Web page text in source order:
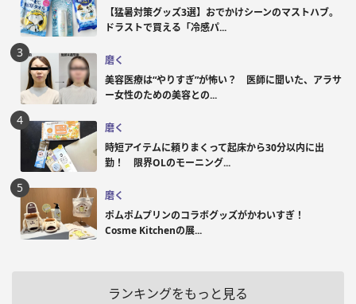
【猛暑対策グッズ3選】おでかけシーンのマストハブ。
ドラストで買える「冷感パ...
磨く
美容医療は“やりすぎ”が怖い？ 医師に聞いた、アラサ
ー女性のための美容との...
磨く
時短アイテムに頼りまくって起床から30分以内に出
勤！ 限界OLのモーニング...
磨く
ポムポムプリンのコラボグッズがかわいすぎ！
Cosme Kitchenの展...
ランキングをもっと見る